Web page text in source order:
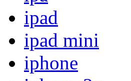
ipad
ipad mini
iphone